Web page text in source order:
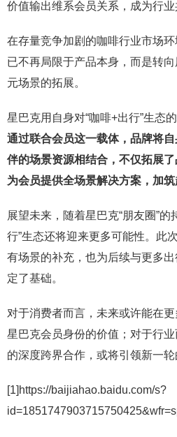
价值输出维系会员关系，成为行业
在存量竞争加剧的咖啡行业市场
已不再局限于产品本身，而是转
元场景的拓展。
星巴克用自身对“咖啡+出行”生态
通过联合会员这一载体，品牌将
伴的场景资源相结合，不仅拓展
为会员提供全场景解决方案，加筑
展望未来，随着星巴克“朋友圈”的
行”生态还将迎来更多可能性。此
有场景的补充，也为后续与更多
定了基础。
对于消费者而言，未来或许能在
星巴克会员身份的价值；对于行
的深度跨界合作，或将引领新一轮
[1]https://baijiahao.baidu.com/s?